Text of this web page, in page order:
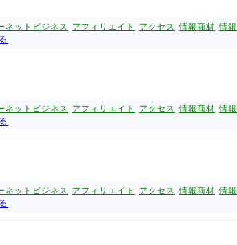
ネットビジネス アフィリエイト アクセス 情報商材 情
ネットビジネス アフィリエイト アクセス 情報商材 情
ネットビジネス アフィリエイト アクセス 情報商材 情